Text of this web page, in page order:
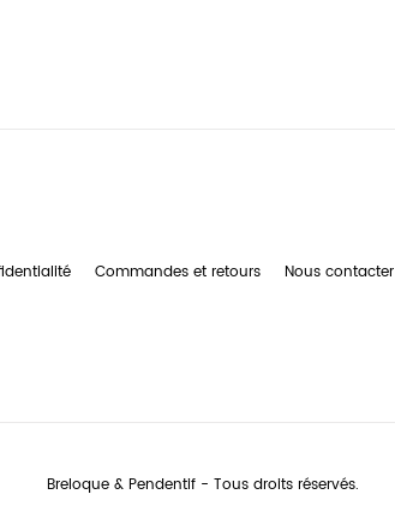
Commandes et retours Nous contacter
Breloque & Pendentif - Tous droits réservés.